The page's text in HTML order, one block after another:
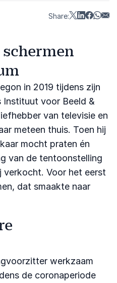
Share:
in 2019 tijdens zijn
voor Beeld &
van televisie en
meteen thuis. Toen hij
mocht praten én
van de tentoonstelling
verkocht. Voor het eerst
dat smaakte naar
werkzaam
de coronaperiode